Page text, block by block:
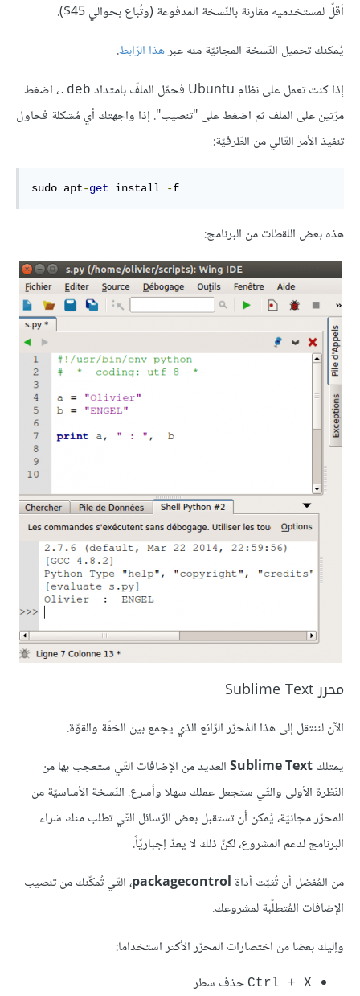
أقلّ لمستخدميه مقارنة بالنّسخة المدفوعة (وتُباع بحوالي 45$).
يُمكنك تحميل النّسخة المجانيّة منه عبرهذا الرّابط.
إذا كنت تعمل على نظام Ubuntu فحمّل الملفّ بامتداد
deb.
، اضغط
مرّتين على الملف ثم اضغط على "تنصيب". إذا واجهتك أي مُشكلة فحاول
تنفيذ الأمر التّالي من الطّرفيّة:
sudo apt-get install -f
هذه بعض اللقطات من البرنامج:
محرر Sublime Text
الآن لننتقل إلى هذا المُحرّر الرّائع الذي يجمع بين الخفّة والقوّة.
يمتلكSublime Textالعديد من الإضافات التّي ستعجب بها من
النّظرة الأولى والتّي ستجعل عملك سهلا وأسرع. النّسخة الأساسيّة من
المحرّر مجانيّة، يُمكن أن تستقبل بعض الرّسائل التّي تطلب منك شراء
البرنامج لدعم المشروع، لكنّ ذلك لا يعدّ إجباريّاً.
من المُفضل أن تُثبّت أداة packagecontrol، التّي تُمكّنك من تنصيب
الإضافات المُتطلّبة لمشروعك.
وإليك بعضا من اختصارات المحرّر الأكثر استخداما:
Ctrl + X حذف سطر